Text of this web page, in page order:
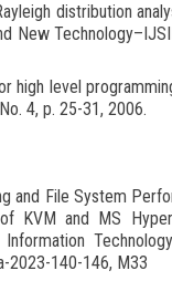
distribution
New
level
4, p. 25-31, 2006.
and File System
KVM and MS
2023-140-146, M33